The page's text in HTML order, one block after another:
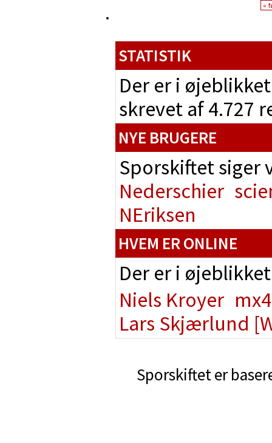
«
STATISTIK
Der er i
skrevet af 4.727
NYE BRUGERE
Sporskiftet
Nederschier
NEriksen
HVEM ER ONLINE
Der er i
Niels Kroyer
Lars Skjærlund
Sporskiftet er